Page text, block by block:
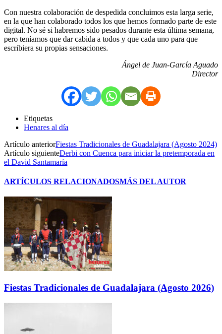
Con nuestra colaboración de despedida concluimos esta larga serie,
en la que han colaborado todos los que hemos formado parte de este
digital. No sé si habremos sido pesados durante esta última semana,
pero teníamos que dar cabida a todos y que cada uno para que
escribiera su propias sensaciones.
Ángel de Juan-García Aguado
Director
Etiquetas
Henares al día
Artículo anteriorFiestas Tradicionales de Guadalajara (Agosto 2024)
Artículo siguienteDerbi con Cuenca para iniciar la pretemporada en
el David Santamaría
ARTÍCULOS RELACIONADOSMÁS DEL AUTOR
Fiestas Tradicionales de Guadalajara (Agosto 2026)